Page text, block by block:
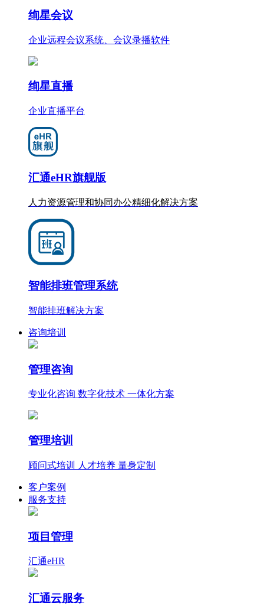
绚星会议
企业远程会议系统、会议录播软件
绚星直播
企业直播平台
汇通eHR旗舰版
人力资源管理和协同办公精细化解决方案
智能排班管理系统
智能排班解决方案
咨询培训
管理咨询
专业化咨询 数字化技术 一体化方案
管理培训
顾问式培训 人才培养 量身定制
客户案例
服务支持
项目管理
汇通eHR
汇通云服务